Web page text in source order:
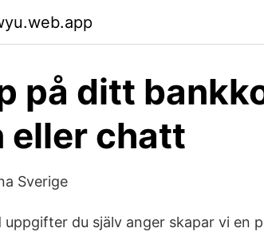
på ditt
eller chatt
Sverige
uppgifter du själv anger skapar vi en